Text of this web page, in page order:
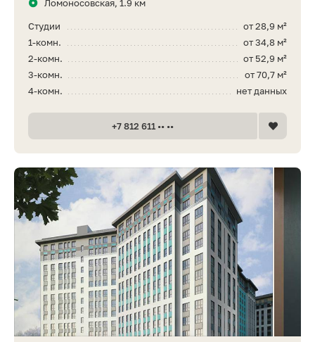
Ломоносовская, 1.9 км
от 28,9 м²
Студии
от 34,8 м²
1-комн.
от 52,9 м²
2-комн.
от 70,7 м²
3-комн.
нет данных
4-комн.
+7 812 611 •• ••